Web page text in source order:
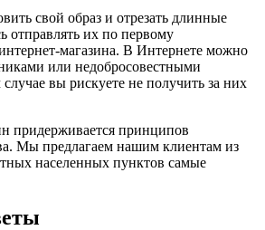
свой образ и отрезать длинные
отправлять их по первому
магазина. В Интернете можно
или недобросовестными
вы рискуете не получить за них
придерживается принципов
Мы предлагаем нашим клиентам из
населенных пунктов самые